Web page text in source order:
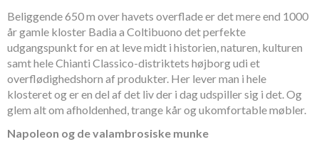
Beliggende 650 m over havets overflade er det mere end 1000
år gamle kloster Badia a Coltibuono det perfekte
udgangspunkt for en at leve midt i historien, naturen, kulturen
samt hele Chianti Classico-distriktets højborg udi et
overflødighedshorn af produkter. Her lever man i hele
klosteret og er en del af det liv der i dag udspiller sig i det. Og
glem alt om afholdenhed, trange kår og ukomfortable møbler.
Napoleon og de valambrosiske munke